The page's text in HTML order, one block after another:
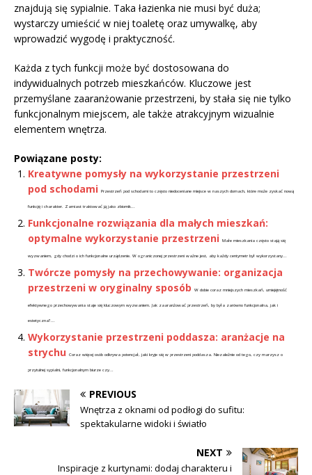
znajdują się sypialnie. Taka łazienka nie musi być duża;
wystarczy umieścić w niej toaletę oraz umywalkę, aby
wprowadzić wygodę i praktyczność.
Każda z tych funkcji może być dostosowana do
indywidualnych potrzeb mieszkańców. Kluczowe jest
przemyślane zaaranżowanie przestrzeni, by stała się nie tylko
funkcjonalnym miejscem, ale także atrakcyjnym wizualnie
elementem wnętrza.
Powiązane posty:
Kreatywne pomysły na wykorzystanie przestrzeni
pod schodami
Przestrzeń pod schodami to często niedoceniane miejsce w naszych domach, które może zyskać nową
funkcję i charakter. Zamiast traktować ją jako zbiornik...
Funkcjonalne rozwiązania dla małych mieszkań:
optymalne wykorzystanie przestrzeni
Małe mieszkania często stają się
wyzwaniem, gdy chodzi o ich funkcjonalne urządzenie. W ograniczonej przestrzeni ważne jest, aby każdy centymetr był wykorzystany...
Twórcze pomysły na przechowywanie: organizacja
przestrzeni w oryginalny sposób
W dobie coraz mniejszych mieszkań, umiejętność
efektywnego przechowywania staje się kluczowym wyzwaniem. Jak zaaranżować przestrzeń, by była zarówno funkcjonalna, jak i
estetyczna?...
Wykorzystanie przestrzeni poddasza: aranżacje na
strychu
Coraz więcej osób odkrywa potencjał, jaki kryje się w przestrzeni poddasza. Niezależnie od tego, czy marzysz o
przytulnej sypialni, funkcjonalnym biurze czy...
PREVIOUS
Wnętrza z oknami od podłogi do sufitu:
spektakularne widoki i światło
NEXT
Inspiracje z kurtynami: dodaj charakteru i